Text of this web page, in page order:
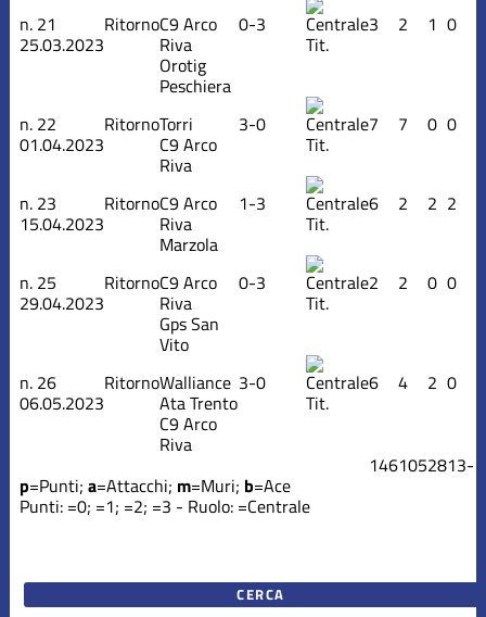
n. 21
25.03.2023
RitornoC9 Arco
Riva
Orotig
Peschiera
0-3
Tit.
3 2 1 0
n. 22
01.04.2023
RitornoTorri
C9 Arco
Riva
3-0
Tit.
7 7 0 0
n. 23
15.04.2023
RitornoC9 Arco
Riva
Marzola
1-3
Tit.
6 2 2 2
n. 25
29.04.2023
RitornoC9 Arco
Riva
Gps San
Vito
0-3
Tit.
2 2 0 0
n. 26
06.05.2023
RitornoWalliance
Ata Trento
C9 Arco
Riva
3-0
Tit.
6 4 2 0
1461052813-
p=Punti; a=Attacchi; m=Muri; b=Ace
Punti: =0; =1; =2; =3 - Ruolo: =Centrale
CERCA